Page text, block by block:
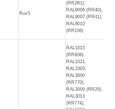
Ruv5
(RR2B1),
RAL9006 (RR40),
RAL9007 (RR41),
RAL9010
(RR106)
RAL1015
(RR808),
RAL1021,
RAL2003,
RAL3000
(RR770),
RAL3009 (RR29),
RAL3013
(RR774),